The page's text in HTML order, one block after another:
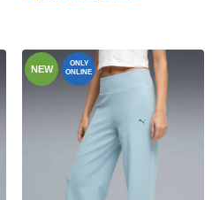
NEW
ONLY
ONLINE